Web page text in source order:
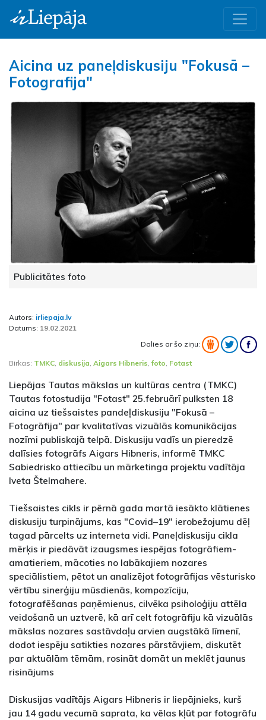
Aicina uz paneļdiskusiju "Fokusā –
Fotografija"
Publicitātes foto
Autors: irliepaja.lv
Datums: 19.02.2021
Dalies ar šo ziņu:
Birkas: TMKC, diskusija, Aigars Hibneris,foto, Fotast
Liepājas Tautas mākslas un kultūras centra (TMKC)
Tautas fotostudija "Fotast" 25.februārī pulksten 18
aicina uz tiešsaistes pandeļdiskusiju "Fokusā –
Fotogrāfija" par kvalitatīvas vizuālās komunikācijas
nozīmi publiskajā telpā. Diskusiju vadīs un pieredzē
dalīsies fotogrāfs Aigars Hibneris, informē TMKC
Sabiedrisko attiecību un mārketinga projektu vadītāja
Iveta Štelmahere.
Tiešsaistes cikls ir pērnā gada martā iesākto klātienes
diskusiju turpinājums, kas "Covid–19" ierobežojumu dēļ
tagad pārcelts uz interneta vidi. Paneļdiskusiju cikla
mērķis ir piedāvāt izaugsmes iespējas fotogrāfiem-
amatieriem, mācoties no labākajiem nozares
speciālistiem, pētot un analizējot fotogrāfijas vēsturisko
vērtību sinerģiju mūsdienās, kompozīciju,
fotografēšanas paņēmienus, cilvēka psiholoģiju attēla
veidošanā un uztverē, kā arī celt fotogrāfiju kā vizuālās
mākslas nozares sastāvdaļu arvien augstākā līmenī,
dodot iespēju satikties nozares pārstāvjiem, diskutēt
par aktuālām tēmām, rosināt domāt un meklēt jaunus
risinājums
Diskusijas vadītājs Aigars Hibneris ir liepājnieks, kurš
jau 14 gadu vecumā saprata, ka vēlas kļūt par fotogrāfu